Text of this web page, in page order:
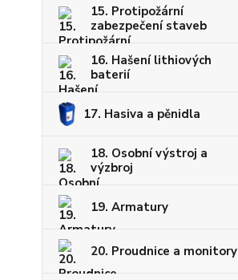
15. Protipožární
zabezpečení staveb
16. Hašení lithiových
baterií
17. Hasiva a pěnidla
18. Osobní výstroj a
výzbroj
19. Armatury
20. Proudnice a monitory